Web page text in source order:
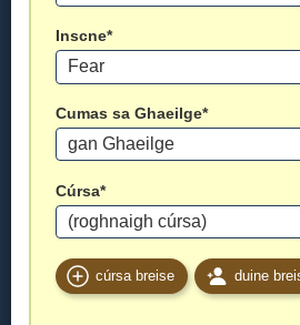
Inscne*
Cumas sa Ghaeilge*
Cúrsa*
cúrsa breise duine